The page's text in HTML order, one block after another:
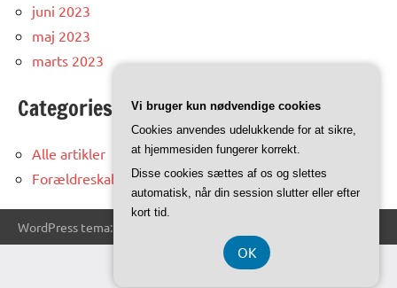
juni 2023
maj 2023
marts 2023
Categories
Alle artikler
Forældreskab
WordPress tema: Dynamico by ThemeZee.
CVR DK-37 40 77 39
Vi bruger kun nødvendige cookies
Cookies anvendes udelukkende for at sikre,
at hjemmesiden fungerer korrekt.
Disse cookies sættes af os og slettes
automatisk, når din session slutter eller efter
kort tid.
OK